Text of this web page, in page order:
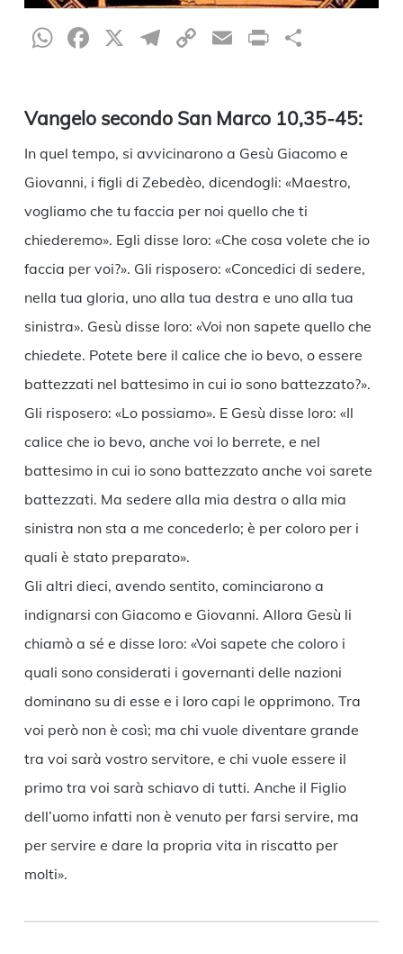
WhatsApp
Facebook
X Telegram
CopyEmailPrint
Vangelo secondo San Marco 10,35-45:
In quel tempo, si avvicinarono a Gesù Giacomo e
Giovanni, i figli di Zebedèo, dicendogli: «Maestro,
vogliamo che tu faccia per noi quello che ti
chiederemo». Egli disse loro: «Che cosa volete che io
faccia per voi?». Gli risposero: «Concedici di sedere,
nella tua gloria, uno alla tua destra e uno alla tua
sinistra». Gesù disse loro: «Voi non sapete quello che
chiedete. Potete bere il calice che io bevo, o essere
battezzati nel battesimo in cui io sono battezzato?».
Gli risposero: «Lo possiamo». E Gesù disse loro: «Il
calice che io bevo, anche voi lo berrete, e nel
battesimo in cui io sono battezzato anche voi sarete
battezzati. Ma sedere alla mia destra o alla mia
sinistra non sta a me concederlo; è per coloro per i
quali è stato preparato».
Gli altri dieci, avendo sentito, cominciarono a
indignarsi con Giacomo e Giovanni. Allora Gesù li
chiamò a sé e disse loro: «Voi sapete che coloro i
quali sono considerati i governanti delle nazioni
dominano su di esse e i loro capi le opprimono. Tra
voi però non è così; ma chi vuole diventare grande
tra voi sarà vostro servitore, e chi vuole essere il
primo tra voi sarà schiavo di tutti. Anche il Figlio
dell’uomo infatti non è venuto per farsi servire, ma
per servire e dare la propria vita in riscatto per
molti».